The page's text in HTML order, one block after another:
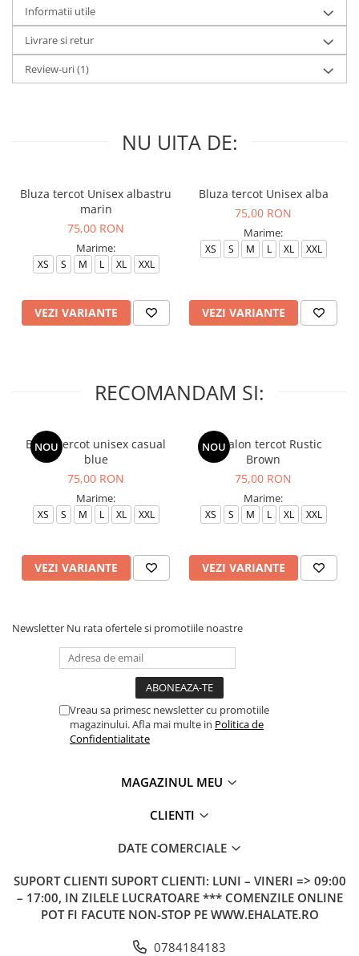
Informatii utile
Livrare si retur
Review-uri(1)
NU UITA DE:
Bluza tercot Unisex albastru
marin
75,00 RON
Marime:
XS S M L XL XXL
VEZI VARIANTE
Bluza tercot Unisex alba
75,00 RON
Marime:
XS S M L XL XXL
VEZI VARIANTE
RECOMANDAM SI:
NOU
Bluza tercot unisex casual
blue
75,00 RON
Marime:
XS S M L XL XXL
VEZI VARIANTE
NOU
Pantalon tercot Rustic
Brown
75,00 RON
Marime:
XS S M L XL XXL
VEZI VARIANTE
Newsletter Nu rata ofertele si promotiile noastre
Vreau sa primesc newsletter cu promotiile
magazinului. Afla mai multe in Politica de
Confidentialitate
MAGAZINUL MEU
CLIENTI
DATE COMERCIALE
SUPORT CLIENTI SUPORT CLIENTI: LUNI – VINERI => 09:00
– 17:00, IN ZILELE LUCRATOARE *** COMENZILE ONLINE
POT FI FACUTE NON-STOP PE WWW.EHALATE.RO
0784184183